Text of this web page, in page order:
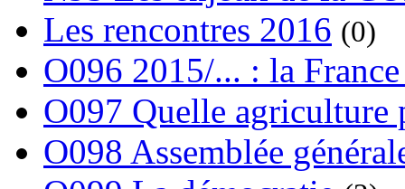
Les rencontres 2016 (0)
O096 2015/... : la
O097 Quelle agriculture
O098 Assemblée